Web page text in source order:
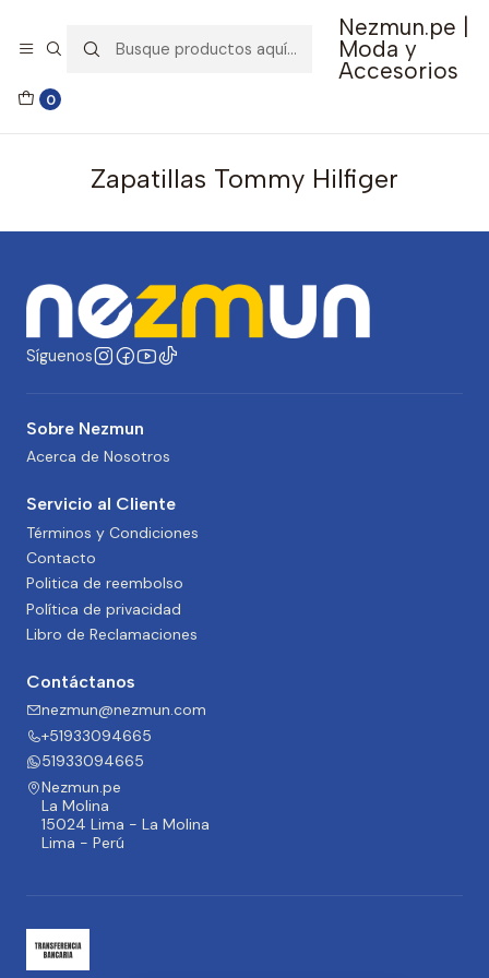
Nezmun.pe |
Moda y
Accesorios
0
🚚 Envío GRATIS por compras mayores a S/ 150
Zapatillas Tommy Hilfiger
Síguenos
Sobre Nezmun
Acerca de Nosotros
Servicio al Cliente
Términos y Condiciones
Contacto
Politica de reembolso
Política de privacidad
Libro de Reclamaciones
Contáctanos
nezmun@nezmun.com
+51933094665
51933094665
Nezmun.pe
La Molina
15024 Lima - La Molina
Lima - Perú